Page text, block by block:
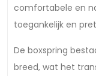
comfortabele en
toegankelijk en
De boxspring
breed, wat het